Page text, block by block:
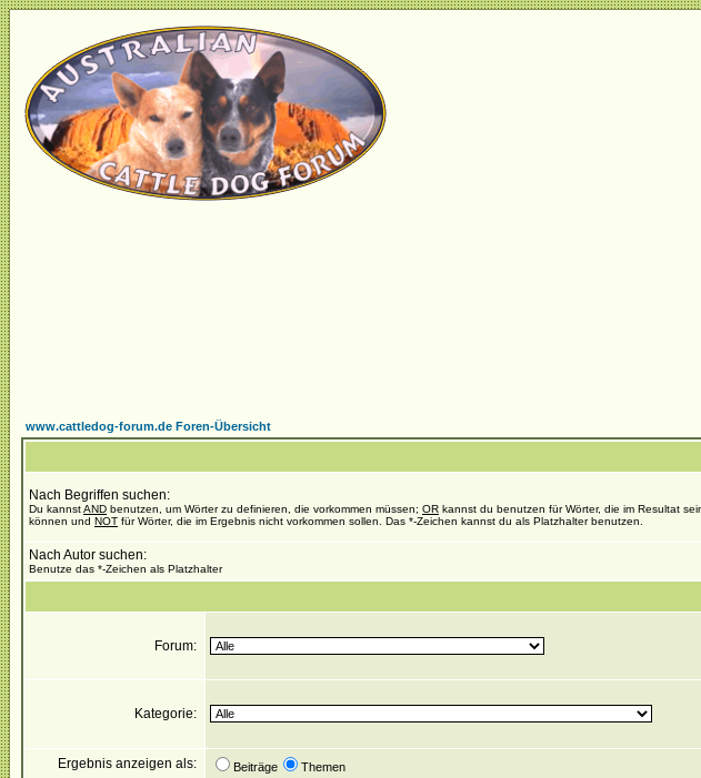
www.cattledog-forum.de Foren-Übersicht
Nach Begriffen suchen:
Du kannstAND benutzen, um Wörter zu definieren, die vorkommen müssen; OR kannst du benutzen für Wörter, die im Resultat
können und NOT für Wörter, die im Ergebnis nicht vorkommen sollen. Das *-Zeichen kannst du als Platzhalter benutzen.
Nach Autor suchen:
Benutze das *-Zeichen als Platzhalter
Forum:
Kategorie:
Ergebnis anzeigen als: Beiträge Themen